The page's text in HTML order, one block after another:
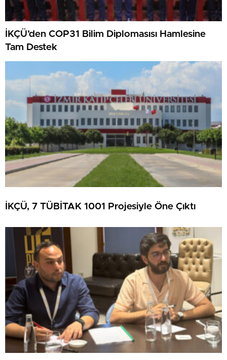
İKÇÜ’den COP31 Bilim Diplomasısı Hamlesine
Tam Destek
İKÇÜ, 7 TÜBİTAK 1001 Projesiyle Öne Çıktı